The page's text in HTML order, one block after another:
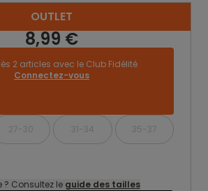
OUTLET
8,99 €
2 articles avec le Club Fidélité
Connectez-vous
27-30 31-34 35-37
? Consultez le guide des tailles